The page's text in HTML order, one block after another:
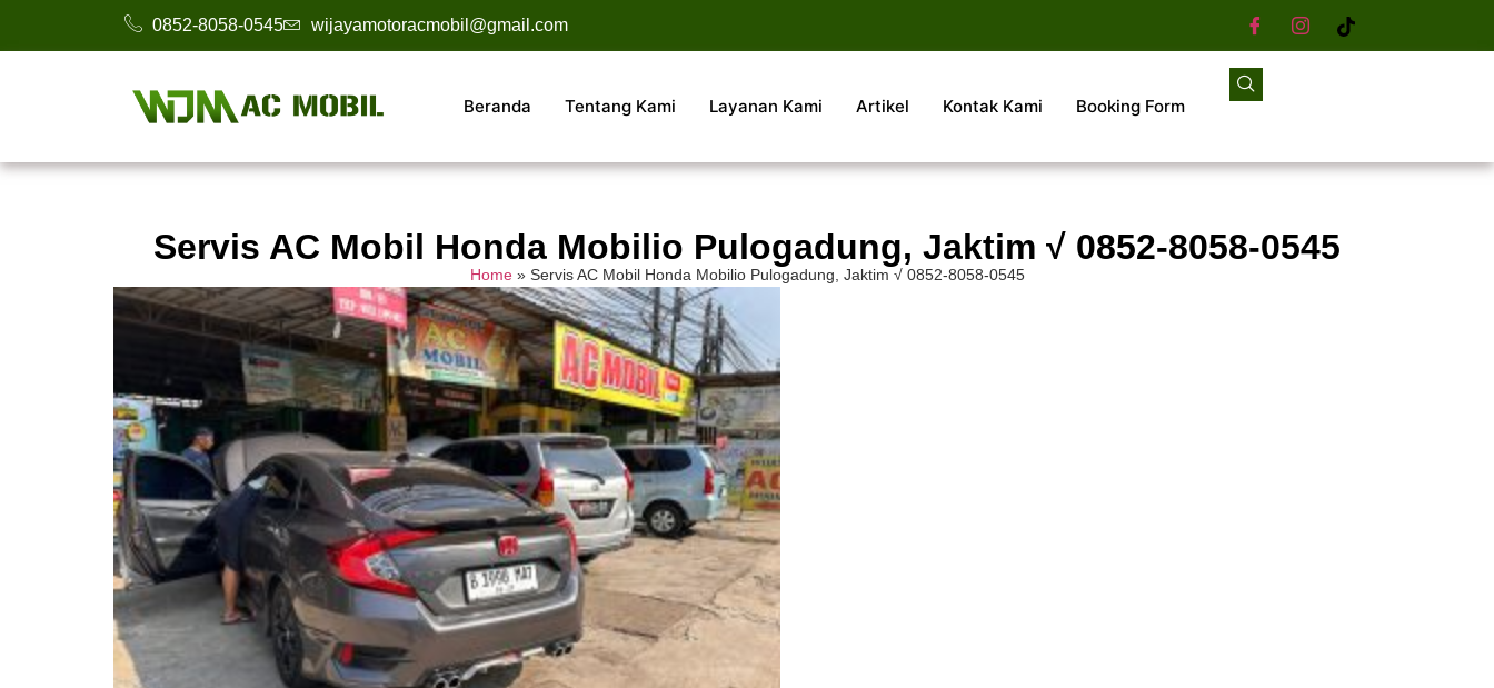
0852-8058-0545 wijayamotoracmobil@gmail.com
Beranda Tentang Kami Layanan Kami Artikel Kontak Kami Booking Form
Servis AC Mobil Honda Mobilio Pulogadung, Jaktim √ 0852-8058-0545
Home» Servis AC Mobil Honda Mobilio Pulogadung, Jaktim √ 0852-8058-0545